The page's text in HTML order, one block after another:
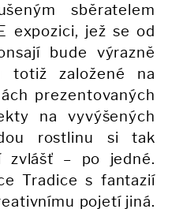
sběratelem
expozici, jež se od
bude výrazně
totiž založené na
prezentovaných
na vyvýšených
rostlinu si tak
zvlášť – po jedné.
Tradice s fantazií
pojetí jiná.